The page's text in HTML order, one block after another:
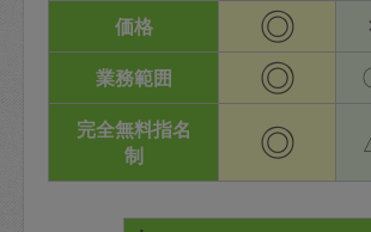
価格
◎
業務範囲 ◎
完全無料指名
制
◎